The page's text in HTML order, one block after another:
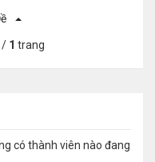
/ 1 trang
có thành viên nào đang